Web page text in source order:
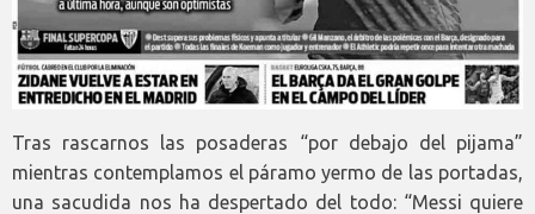
Tras rascarnos las posaderas “por debajo del pijama”
mientras contemplamos el páramo yermo de las portadas,
una sacudida nos ha despertado del todo: “Messi quiere